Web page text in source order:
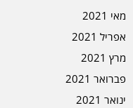
מאי 2021
אפריל 2021
מרץ 2021
פברואר 2021
ינואר 2021